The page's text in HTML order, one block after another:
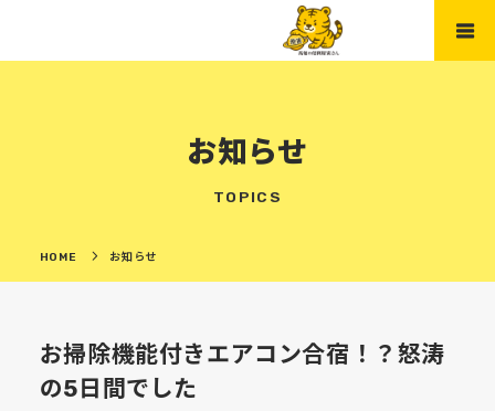
お知らせ
TOPICS
HOME お知らせ
お掃除機能付きエアコン合宿！？怒涛
の5日間でした